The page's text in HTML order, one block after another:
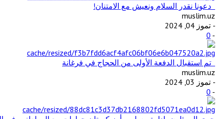
دعونا نقدر السلام ونعيش مع الامتنان!
muslim.uz
- تموز 04, 2024
-
0
تم استقبال الدفعة الأولى من الحجاج في فرغانة
muslim.uz
- تموز 03, 2024
-
0